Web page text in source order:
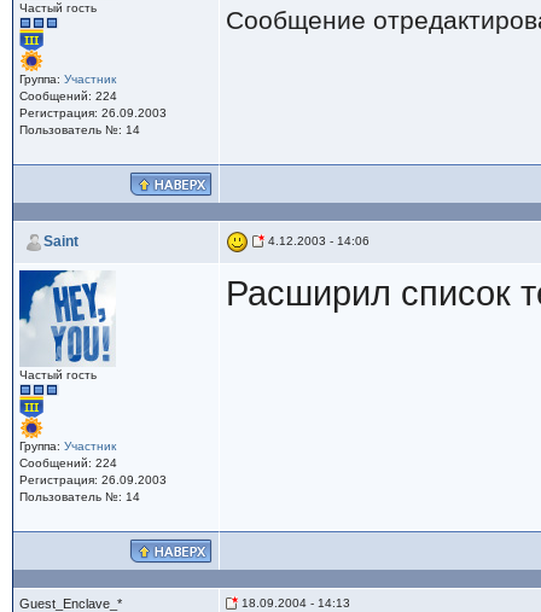
Частый гость
Группа: Участник
Сообщений: 224
Регистрация: 26.09.2003
Пользователь №: 14
Сообщение
Saint 4.12.2003 - 14:06
Частый гость
Группа: Участник
Сообщений: 224
Регистрация: 26.09.2003
Пользователь №: 14
Расширил список
Guest_Enclave_* 18.09.2004 - 14:13